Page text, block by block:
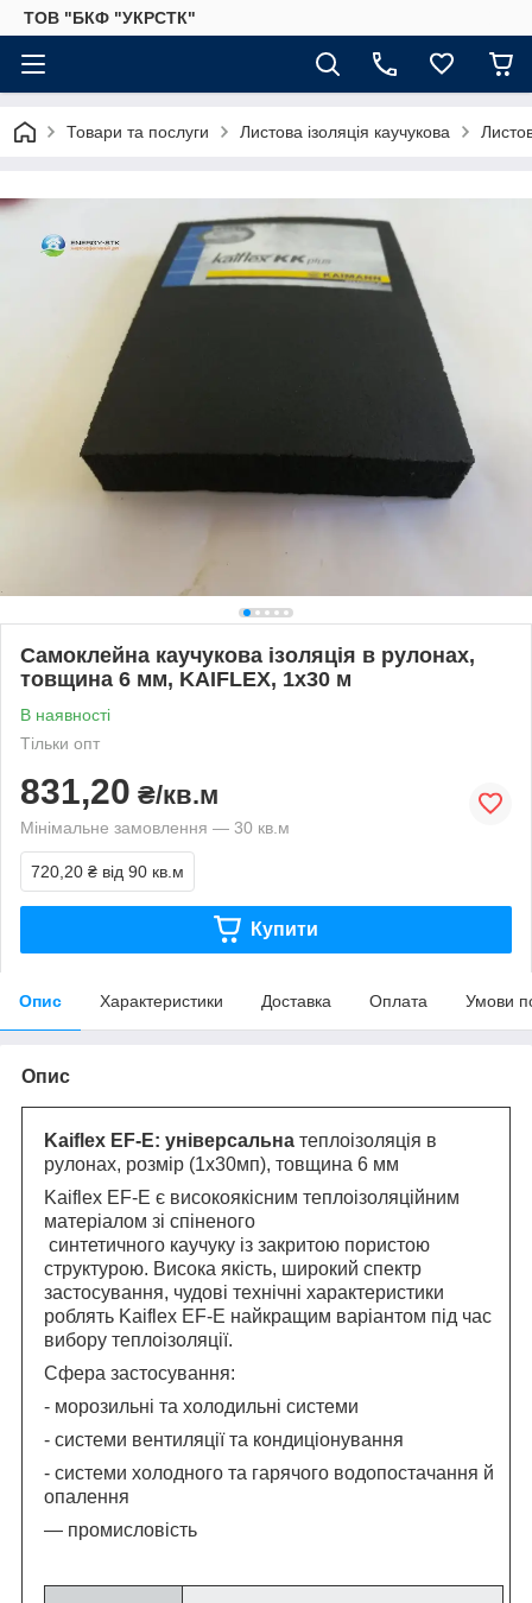
ТОВ "БКФ "УКРСТК"
Товари та послуги Листова ізоляція каучукова
Самоклейна каучукова ізоляція в рулонах,
товщина 6 мм, KAIFLEX, 1х30 м
В наявності
Тільки опт
831,20 ₴/кв.м
Мінімальне замовлення — 30 кв.м
720,20 ₴ від 90 кв.м
Купити
Опис Характеристики Доставка Оплата Умови
Опис
Kaiflex EF-E: універсальна теплоізоляція в
рулонах, розмір (1х30мп), товщина 6 мм
Kaiflex EF-E є високоякісним теплоізоляційним
матеріалом зі спіненого
синтетичного каучуку із закритою пористою
структурою. Висока якість, широкий спектр
застосування, чудові технічні характеристики
роблять Kaiflex EF-E найкращим варіантом під час
вибору теплоізоляції.
Сфера застосування:
- морозильні та холодильні системи
- системи вентиляції та кондиціонування
- системи холодного та гарячого водопостачання й
опалення
— промисловість